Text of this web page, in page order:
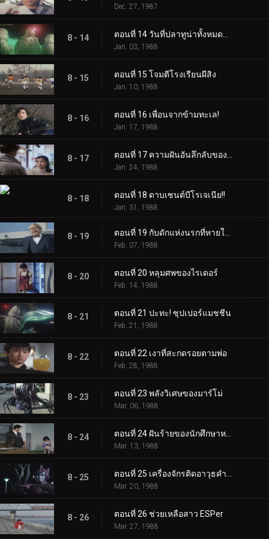
Dec. 27, 1987
8 - 14 ตอนที่ 14 วันที่ปลาทูน่าทั้งหมดหายไป
Jan. 03, 1988
8 - 15 ตอนที่ 15 โจมตีโรงเรียนผีสิง
Jan. 10, 1988
8 - 16 ตอนที่ 16 เพื่อนจากข้ามทะเล!
Jan. 17, 1988
8 - 17 ตอนที่ 17 ความฝันอันลึกลับของเคียวโกะ!
Jan. 24, 1988
8 - 18 ตอนที่ 18 ดาบเซนต์บีโรเจเนีย!!
Jan. 31, 1988
8 - 19 ตอนที่ 19 กับดักแห่งนรกที่หายใจไม่ออก
Feb. 07, 1988
8 - 20 ตอนที่ 20 หลุมศพของไรเดอร์
Feb. 14, 1988
8 - 21 ตอนที่ 21 ปะทะ! ซุปเปอร์แมชชีน
Feb. 21, 1988
8 - 22 ตอนที่ 22 เงาที่สะกดรอยตามพ่อ
Feb. 28, 1988
8 - 23 ตอนที่ 23 พลังวิเศษของมาร์โม่
Mar. 06, 1988
8 - 24 ตอนที่ 24 ฝันร้ายของนักศึกษาหญิง
Mar. 13, 1988
8 - 25 ตอนที่ 25 เครื่องจักรติดอาวุธคำราม
Mar. 20, 1988
8 - 26 ตอนที่ 26 ช่วยเหลือสาว ESPer
Mar. 27, 1988